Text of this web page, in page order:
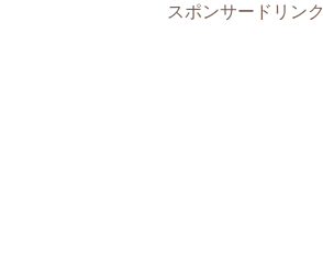
スポンサードリンク